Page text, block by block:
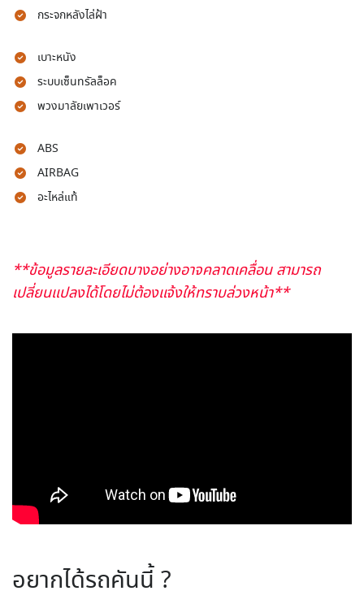
กระจกหลังไล่ฝ้า
เบาะหนัง
ระบบเซ็นทรัลล็อค
พวงมาลัยเพาเวอร์
ABS
AIRBAG
อะไหล่แท้
**ข้อมูลรายละเอียดบางอย่างอาจคลาดเคลื่อน สามารถ
เปลี่ยนแปลงได้โดยไม่ต้องแจ้งให้ทราบล่วงหน้า**
อยากได้รถคันนี้ ?